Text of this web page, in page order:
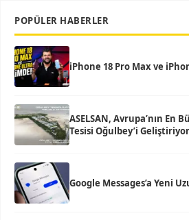
POPÜLER HABERLER
iPhone 18 Pro Max ve
ASELSAN, Avrupa’nın En
Tesisi Oğulbey’i Geliştiriyor
Google Messages’a Yeni